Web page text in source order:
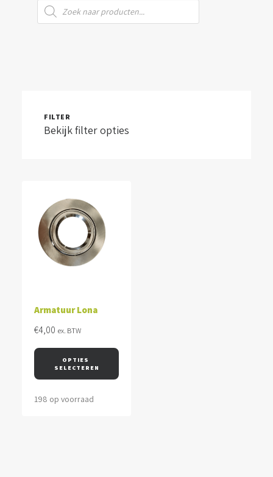
Producten
zoeken
FILTER
Bekijk filter opties
Armatuur Lona
€4,00 ex. BTW
OPTIES
SELECTEREN
198 op voorraad